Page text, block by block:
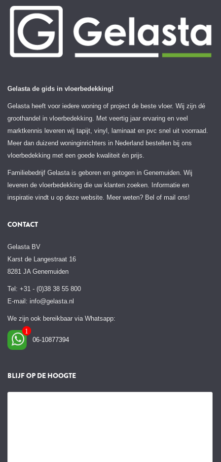
Gelasta de gids in vloerbedekking!
Gelasta heeft voor iedere woning of project de beste vloer. Wij zijn dé
groothandel in vloerbedekking. Met veertig jaar ervaring en veel
marktkennis leveren wij tapijt, vinyl, laminaat en pvc snel uit voorraad.
Meer dan duizend woninginrichters in Nederland bestellen bij ons
vloerbedekking met een goede kwaliteit én prijs.
Familiebedrijf Gelasta is geboren en getogen in Genemuiden. Wij
leveren de vloerbedekking die uw klanten zoeken. Informatie en
inspiratie vindt u op deze website. Meer weten? Bel of mail ons!
CONTACT
Gelasta BV
Karst de Langestraat 16
8281 JA Genemuiden
Tel: +31 - (0)38 38 55 800
E-mail: info@gelasta.nl
We zijn ook bereikbaar via Whatsapp:
06-10877394
BLIJF OP DE HOOGTE